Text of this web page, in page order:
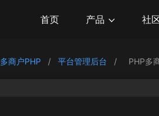
首页 产品 社
多商户PHP / 平台管理后台 / PHP多